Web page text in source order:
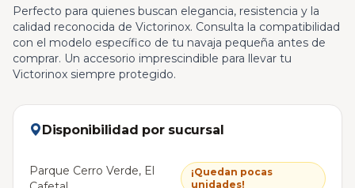
Perfecto para quienes buscan elegancia, resistencia y la
calidad reconocida de Victorinox. Consulta la compatibilidad
con el modelo específico de tu navaja pequeña antes de
comprar. Un accesorio imprescindible para llevar tu
Victorinox siempre protegido.
Disponibilidad por sucursal
Parque Cerro Verde, El
¡Quedan pocas
unidades!